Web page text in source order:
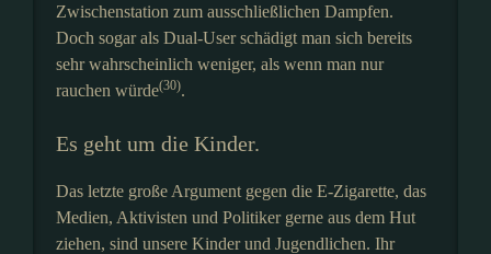
Zwischenstation zum ausschließlichen Dampfen.
Doch sogar als Dual-User schädigt man sich bereits
sehr wahrscheinlich weniger, als wenn man nur
rauchen würde(30).
Es geht um die Kinder.
Das letzte große Argument gegen die E-Zigarette, das
Medien, Aktivisten und Politiker gerne aus dem Hut
ziehen, sind unsere Kinder und Jugendlichen. Ihr